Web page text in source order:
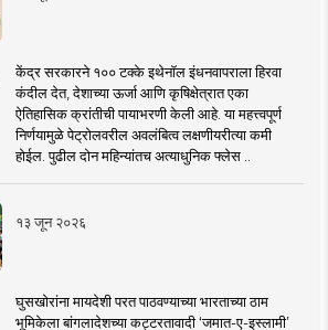
केंद्र सरकारने १०० टक्के इथेनॉल इंधनवापराला हिरवा
कंदील देत, देशाच्या ऊर्जा आणि कृषिक्षेत्रात एका
ऐतिहासिक क्रांतीची पायाभरणी केली आहे. या महत्त्वपूर्ण
निर्णयामुळे पेट्रोलवरील अवलंबित्व लक्षणीयरीत्या कमी
होईल. पुढील दोन महिन्यांतच अत्याधुनिक फ्लेस ..
१३ जून २०२६
घुसखोरांना मायदेशी परत पाठवण्याच्या भारताच्या ठाम
भूमिकेला बांगलादेशच्या कट्टरतावादी ‘जमात-ए-इस्लामी’